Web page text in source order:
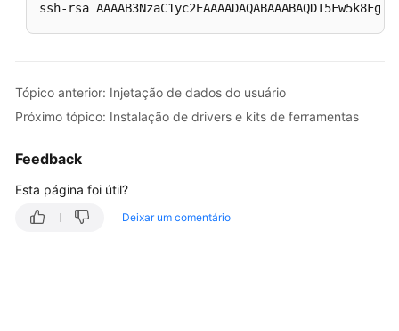
ssh-rsa
Tópico anterior: Injetação de dados do usuário
Próximo tópico: Instalação de drivers e kits de ferramentas
Feedback
Esta página foi útil?
Deixar um comentário